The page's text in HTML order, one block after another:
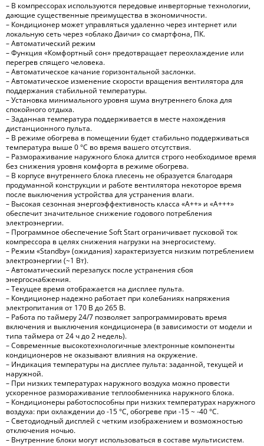
– В компрессорах используются передовые инверторные технологии,
дающие существенные преимущества в экономичности.
– Кондиционер может управляться удаленно через интернет или
локальную сеть через «облако Даичи» со смартфона, ПК.
– Автоматический режим
– Функция «Комфортный сон» предотвращает переохлаждение или
перегрев спящего человека.
– Автоматическое качание горизонтальной заслонки.
– Автоматическое изменение скорости вращения вентилятора для
поддержания стабильной температуры.
– Установка минимального уровня шума внутреннего блока для
спокойного отдыха.
– Заданная температура поддерживается в месте нахождения
дистанционного пульта.
– В режиме обогрева в помещении будет стабильно поддерживаться
температура выше 0 °С во время вашего отсутствия.
– Размораживание наружного блока длится строго необходимое время
без снижения уровня комфорта в режиме обогрева.
– В корпусе внутреннего блока плесень не образуется благодаря
продуманной конструкции и работе вентилятора некоторое время
после выключения устройства для устранения влаги.
– Высокая сезонная энергоэффективность класса «А++» и «А+++»
обеспечит значительное снижение годового потребления
электроэнергии.
– Программное обеспечение Soft Start ограничивает пусковой ток
компрессора в целях снижения нагрузки на энергосистему.
– Режим «Standby» (ожидания) характеризуется низким потреблением
электроэнергии (~1 Вт).
– Автоматический перезапуск после устранения сбоя
энергоснабжения.
– Текущее время отображается на дисплее пульта.
– Кондиционер надежно работает при колебаниях напряжения
электропитания от 170 В до 265 В.
– Работа по таймеру 24/7 позволяет запрограммировать время
включения и выключения кондиционера (в зависимости от модели и
типа таймера от 24 ч до 2 недель).
– Современные высокотехнологичные электронные компоненты
кондиционеров не оказывают влияния на окружение.
– Индикация температуры на дисплее пульта: заданной, текущей и
наружной.
– При низких температурах наружного воздуха можно провести
ускоренное размораживание теплообменника наружного блока.
– Кондиционеры работоспособны при низких температурах наружного
воздуха: при охлаждении до -15 °С, обогреве при -15 ~ -40 °С.
– Светодиодный дисплей c четким изображением и возможностью
отключения ночью.
– Внутренние блоки могут использоваться в составе мультисистем.